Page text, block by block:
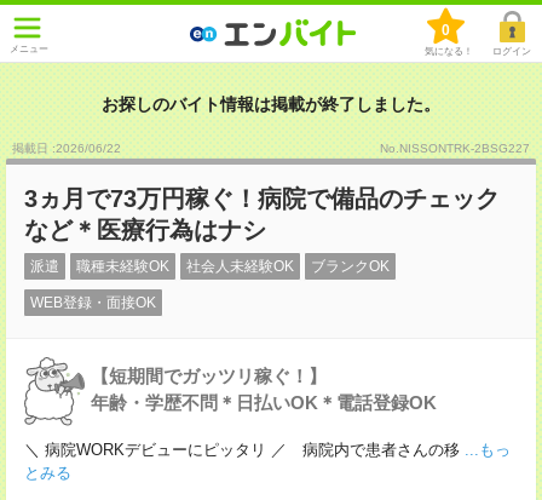
メニュー
0
気になる！ ログイン
お探しのバイト情報は掲載が終了しました。
掲載日 :2026/06/22 No.NISSONTRK-2BSG227
3ヵ月で73万円稼ぐ！病院で備品のチェック
など＊医療行為はナシ
派遣 職種未経験OK 社会人未経験OK ブランクOK
WEB登録・面接OK
【短期間でガッツリ稼ぐ！】
年齢・学歴不問＊日払いOK＊電話登録OK
＼ 病院WORKデビューにピッタリ ／ 病院内で患者さんの移 ...もっ
とみる